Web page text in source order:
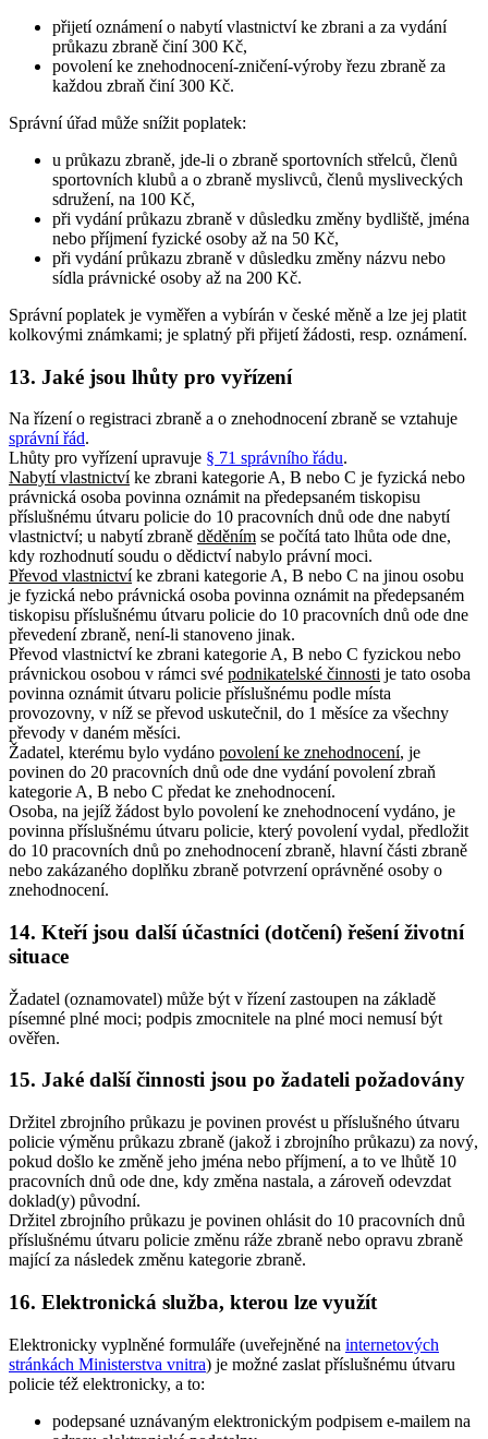
přijetí oznámení o nabytí vlastnictví ke zbrani a za vydání
průkazu zbraně činí 300 Kč,
povolení ke znehodnocení-zničení-výroby řezu zbraně za
každou zbraň činí 300 Kč.
Správní úřad může snížit poplatek:
u průkazu zbraně, jde-li o zbraně sportovních střelců, členů
sportovních klubů a o zbraně myslivců, členů mysliveckých
sdružení, na 100 Kč,
při vydání průkazu zbraně v důsledku změny bydliště, jména
nebo příjmení fyzické osoby až na 50 Kč,
při vydání průkazu zbraně v důsledku změny názvu nebo
sídla právnické osoby až na 200 Kč.
Správní poplatek je vyměřen a vybírán v české měně a lze jej platit
kolkovými známkami; je splatný při přijetí žádosti, resp. oznámení.
13. Jaké jsou lhůty pro vyřízení
Na řízení o registraci zbraně a o znehodnocení zbraně se vztahuje
správní řád.
Lhůty pro vyřízení upravuje § 71 správního řádu.
Nabytí vlastnictvíke zbrani kategorie A, B nebo C je fyzická nebo
právnická osoba povinna oznámit na předepsaném tiskopisu
příslušnému útvaru policie do 10 pracovních dnů ode dne nabytí
vlastnictví; u nabytí zbraně děděním se počítá tato lhůta ode dne,
kdy rozhodnutí soudu o dědictví nabylo právní moci.
Převod vlastnictvíke zbrani kategorie A, B nebo C na jinou osobu
je fyzická nebo právnická osoba povinna oznámit na předepsaném
tiskopisu příslušnému útvaru policie do 10 pracovních dnů ode dne
převedení zbraně, není-li stanoveno jinak.
Převod vlastnictví ke zbrani kategorie A, B nebo C fyzickou nebo
právnickou osobou v rámci své podnikatelské činnosti je tato osoba
povinna oznámit útvaru policie příslušnému podle místa
provozovny, v níž se převod uskutečnil, do 1 měsíce za všechny
převody v daném měsíci.
Žadatel, kterému bylo vydáno povolení ke znehodnocení, je
povinen do 20 pracovních dnů ode dne vydání povolení zbraň
kategorie A, B nebo C předat ke znehodnocení.
Osoba, na jejíž žádost bylo povolení ke znehodnocení vydáno, je
povinna příslušnému útvaru policie, který povolení vydal, předložit
do 10 pracovních dnů po znehodnocení zbraně, hlavní části zbraně
nebo zakázaného doplňku zbraně potvrzení oprávněné osoby o
znehodnocení.
14. Kteří jsou další účastníci (dotčení) řešení životní
situace
Žadatel (oznamovatel) může být v řízení zastoupen na základě
písemné plné moci; podpis zmocnitele na plné moci nemusí být
ověřen.
15. Jaké další činnosti jsou po žadateli požadovány
Držitel zbrojního průkazu je povinen provést u příslušného útvaru
policie výměnu průkazu zbraně (jakož i zbrojního průkazu) za nový,
pokud došlo ke změně jeho jména nebo příjmení, a to ve lhůtě 10
pracovních dnů ode dne, kdy změna nastala, a zároveň odevzdat
doklad(y) původní.
Držitel zbrojního průkazu je povinen ohlásit do 10 pracovních dnů
příslušnému útvaru policie změnu ráže zbraně nebo opravu zbraně
mající za následek změnu kategorie zbraně.
16. Elektronická služba, kterou lze využít
Elektronicky vyplněné formuláře (uveřejněné na internetových
stránkách Ministerstva vnitra) je možné zaslat příslušnému útvaru
policie též elektronicky, a to:
podepsané uznávaným elektronickým podpisem e-mailem na